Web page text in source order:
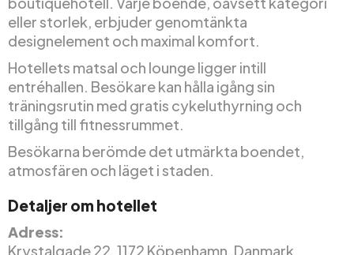
eller storlek, erbjuder genomtänkta
designelement och maximal komfort.
Hotellets matsal och lounge ligger intill
entréhallen. Besökare kan hålla igång sin
träningsrutin med gratis cykeluthyrning och
tillgång till fitnessrummet.
Besökarna berömde det utmärkta boendet,
atmosfären och läget i staden.
Detaljer om hotellet
Adress:
Krystalgade 22, 1172 Köpenhamn, Danmark.